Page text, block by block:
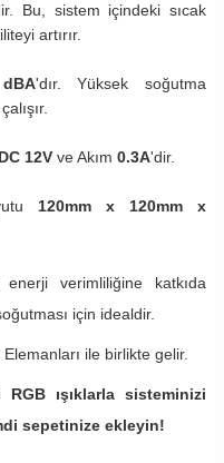
Bu, sistem içindeki sıcak
artırır.
'dır. Yüksek soğutma
DC 12V ve Akım 0.3A'dir.
120mm x 120mm x
verimliliğine katkıda
için idealdir.
ile birlikte gelir.
ışıklarla sisteminizi
sepetinize ekleyin!